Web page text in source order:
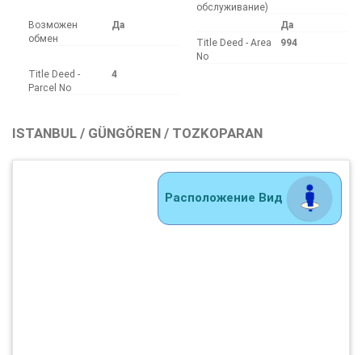
обслуживание)
Возможен
обмен
Да
Да
Title Deed - Area
No
994
Title Deed -
Parcel No
4
ISTANBUL / GÜNGÖREN / TOZKOPARAN
Расположение Вид